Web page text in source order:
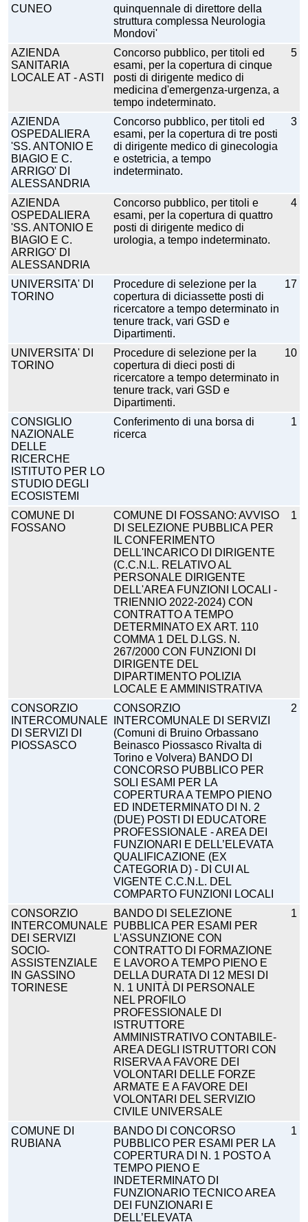
CUNEO
quinquennale di direttore della
struttura complessa Neurologia
Mondovi'
AZIENDA
SANITARIA
LOCALE AT - ASTI
Concorso pubblico, per titoli ed
esami, per la copertura di cinque
posti di dirigente medico di
medicina d'emergenza-urgenza, a
tempo indeterminato.
5
AZIENDA
OSPEDALIERA
'SS. ANTONIO E
BIAGIO E C.
ARRIGO' DI
ALESSANDRIA
Concorso pubblico, per titoli ed
esami, per la copertura di tre posti
di dirigente medico di ginecologia
e ostetricia, a tempo
indeterminato.
3
AZIENDA
OSPEDALIERA
'SS. ANTONIO E
BIAGIO E C.
ARRIGO' DI
ALESSANDRIA
Concorso pubblico, per titoli e
esami, per la copertura di quattro
posti di dirigente medico di
urologia, a tempo indeterminato.
4
UNIVERSITA' DI
TORINO
Procedure di selezione per la
copertura di diciassette posti di
ricercatore a tempo determinato in
tenure track, vari GSD e
Dipartimenti.
17
UNIVERSITA' DI
TORINO
Procedure di selezione per la
copertura di dieci posti di
ricercatore a tempo determinato in
tenure track, vari GSD e
Dipartimenti.
10
CONSIGLIO
NAZIONALE
DELLE
RICERCHE
ISTITUTO PER LO
STUDIO DEGLI
ECOSISTEMI
Conferimento di una borsa di
ricerca
1
COMUNE DI
FOSSANO
COMUNE DI FOSSANO: AVVISO
DI SELEZIONE PUBBLICA PER
IL CONFERIMENTO
DELL'INCARICO DI DIRIGENTE
(C.C.N.L. RELATIVO AL
PERSONALE DIRIGENTE
DELL'AREA FUNZIONI LOCALI -
TRIENNIO 2022-2024) CON
CONTRATTO A TEMPO
DETERMINATO EX ART. 110
COMMA 1 DEL D.LGS. N.
267/2000 CON FUNZIONI DI
DIRIGENTE DEL
DIPARTIMENTO POLIZIA
LOCALE E AMMINISTRATIVA
1
CONSORZIO
INTERCOMUNALE
DI SERVIZI DI
PIOSSASCO
CONSORZIO
INTERCOMUNALE DI SERVIZI
(Comuni di Bruino Orbassano
Beinasco Piossasco Rivalta di
Torino e Volvera) BANDO DI
CONCORSO PUBBLICO PER
SOLI ESAMI PER LA
COPERTURA A TEMPO PIENO
ED INDETERMINATO DI N. 2
(DUE) POSTI DI EDUCATORE
PROFESSIONALE - AREA DEI
FUNZIONARI E DELL’ELEVATA
QUALIFICAZIONE (EX
CATEGORIA D) - DI CUI AL
VIGENTE C.C.N.L. DEL
COMPARTO FUNZIONI LOCALI
2
CONSORZIO
INTERCOMUNALE
DEI SERVIZI
SOCIO-
ASSISTENZIALE
IN GASSINO
TORINESE
BANDO DI SELEZIONE
PUBBLICA PER ESAMI PER
L'ASSUNZIONE CON
CONTRATTO DI FORMAZIONE
E LAVORO A TEMPO PIENO E
DELLA DURATA DI 12 MESI DI
N. 1 UNITÀ DI PERSONALE
NEL PROFILO
PROFESSIONALE DI
ISTRUTTORE
AMMINISTRATIVO CONTABILE-
AREA DEGLI ISTRUTTORI CON
RISERVA A FAVORE DEI
VOLONTARI DELLE FORZE
ARMATE E A FAVORE DEI
VOLONTARI DEL SERVIZIO
CIVILE UNIVERSALE
1
COMUNE DI
RUBIANA
BANDO DI CONCORSO
PUBBLICO PER ESAMI PER LA
COPERTURA DI N. 1 POSTO A
TEMPO PIENO E
INDETERMINATO DI
FUNZIONARIO TECNICO AREA
DEI FUNZIONARI E
DELL’ELEVATA
1